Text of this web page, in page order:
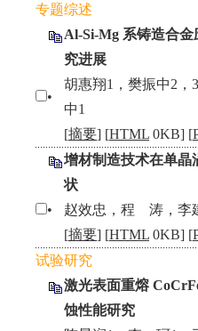
专题综述
Al-Si-Mg 系铸造合
究进展
•
胡惠翔1，樊振中2
中1
[摘要] [HTML 0KB] [
增材制造技术在单晶
状
•
赵效忠，程 涛，李
[摘要] [HTML 0KB] [
试验研究
激光表面重熔
蚀性能研究